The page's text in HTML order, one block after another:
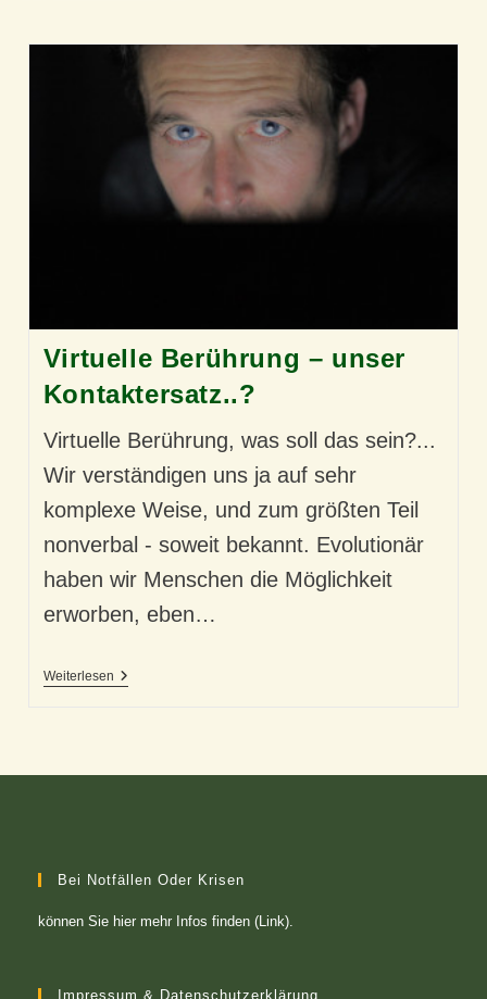
Virtuelle Berührung – unser
Kontaktersatz..?
Virtuelle Berührung, was soll das sein?...
Wir verständigen uns ja auf sehr
komplexe Weise, und zum größten Teil
nonverbal - soweit bekannt. Evolutionär
haben wir Menschen die Möglichkeit
erworben, eben…
WeiterlesenVirtuelle
Bei Notfällen Oder Krisen
können Sie hier mehr Infos finden (Link).
Impressum & Datenschutzerklärung